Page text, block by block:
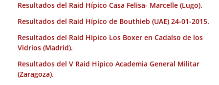
Resultados del Raid Hípico Casa Felisa- Marcelle (Lugo).
Resultados del Raid Hípico de Bouthieb (UAE) 24-01-2015.
Resultados del Raid Hípico Los Boxer en Cadalso de los
Vidrios (Madrid).
Resultados del V Raid Hípico Academia General Militar
(Zaragoza).